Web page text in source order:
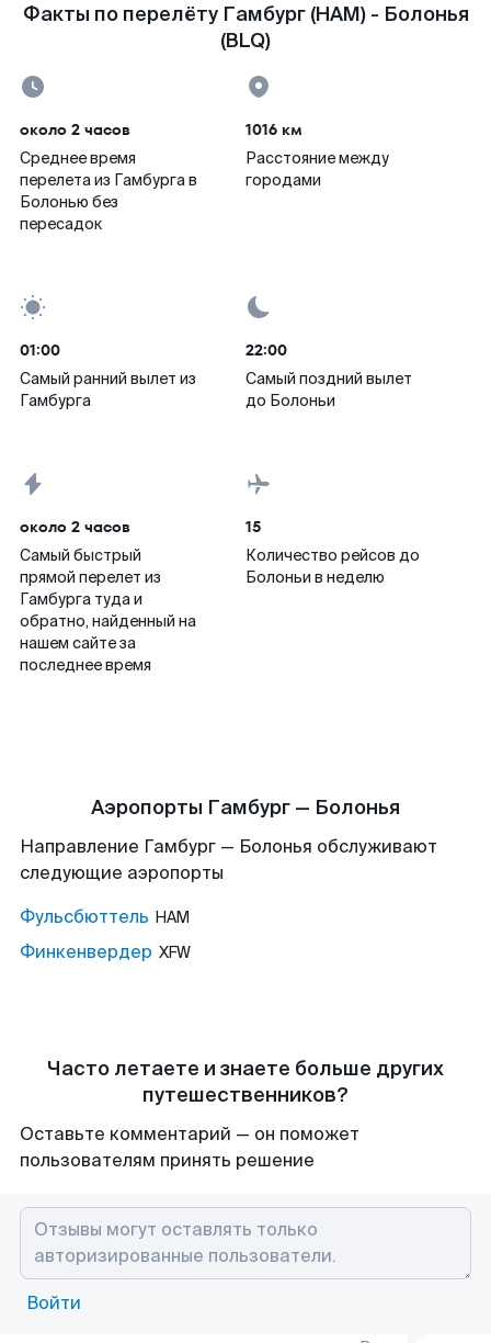
Факты по перелёту Гамбург (HAM) - Болонья
(BLQ)
около 2 часов
Среднее время
перелета из Гамбурга в
Болонью без
пересадок
1016 км
Расстояние между
городами
01:00
Самый ранний вылет из
Гамбурга
22:00
Самый поздний вылет
до Болоньи
около 2 часов
Самый быстрый
прямой перелет из
Гамбурга туда и
обратно, найденный на
нашем сайте за
последнее время
15
Количество рейсов до
Болоньи в неделю
Аэропорты Гамбург — Болонья
Направление Гамбург — Болонья обслуживают
следующие аэропорты
Фульсбюттель HAM
Финкенвердер XFW
Часто летаете и знаете больше других
путешественников?
Оставьте комментарий — он поможет
пользователям принять решение
Войти